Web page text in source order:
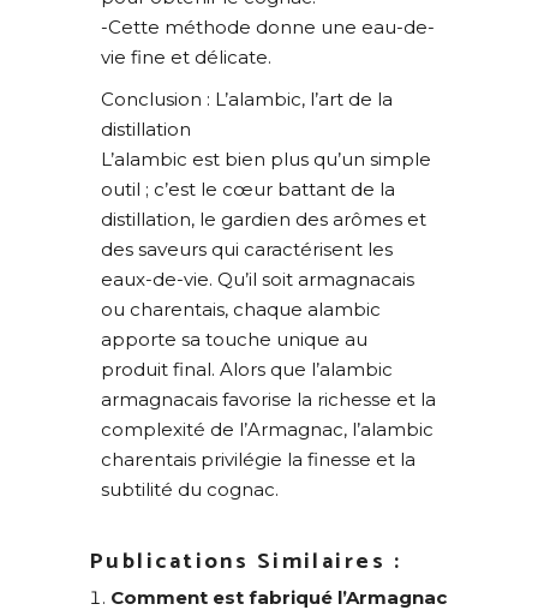
-Cette méthode donne une eau-de-
vie fine et délicate.
Conclusion : L’alambic, l’art de la
distillation
L’alambic est bien plus qu’un simple
outil ; c’est le cœur battant de la
distillation, le gardien des arômes et
des saveurs qui caractérisent les
eaux-de-vie. Qu’il soit armagnacais
ou charentais, chaque alambic
apporte sa touche unique au
produit final. Alors que l’alambic
armagnacais favorise la richesse et la
complexité de l’Armagnac, l’alambic
charentais privilégie la finesse et la
subtilité du cognac.
Publications Similaires :
Comment est fabriqué l’Armagnac